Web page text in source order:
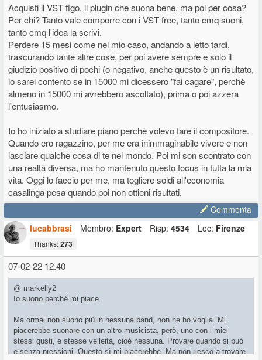
Acquisti il VST figo, il plugin che suona bene, ma poi per cosa?
Per chi? Tanto vale comporre con i VST free, tanto cmq suoni,
tanto cmq l'idea la scrivi.
Perdere 15 mesi come nel mio caso, andando a letto tardi,
trascurando tante altre cose, per poi avere sempre e solo il
giudizio positivo di pochi (o negativo, anche questo è un risultato,
io sarei contento se in 15000 mi dicessero "fai cagare", perchè
almeno in 15000 mi avrebbero ascoltato), prima o poi azzera
l'entusiasmo.
Io ho iniziato a studiare piano perchè volevo fare il compositore.
Quando ero ragazzino, per me era inimmaginabile vivere e non
lasciare qualche cosa di te nel mondo. Poi mi son scontrato con
una realtà diversa, ma ho mantenuto questo focus in tutta la mia
vita. Oggi lo faccio per me, ma togliere soldi all'economia
casalinga pesa quando poi non ottieni risultati.
Commenta
lucabbrasi
Membro: Expert Risp: 4534 Loc: Firenze
Thanks:273
07-02-22 12.40
@ markelly2
Io suono perché mi piace.
Ma ormai non suono più in nessuna band, non ne ho voglia. Mi
piacerebbe suonare con un altro musicista, però, uno con i miei
stessi gusti, e stesse velleità, cioè nessuna. Provare quando si può
e senza pressioni. Questo sì mi piacerebbe. Ma non riesco a trovare